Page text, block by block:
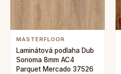
MASTERFLOOR
Laminátová podlaha Dub
Sonoma 8mm AC4
Parquet Mercado 37526